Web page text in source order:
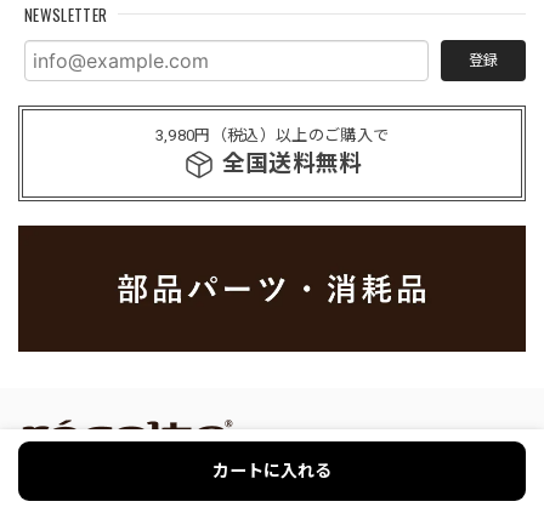
NEWSLETTER
登録
3,980円（税込）以上のご購入で
全国送料無料
カートに入れる